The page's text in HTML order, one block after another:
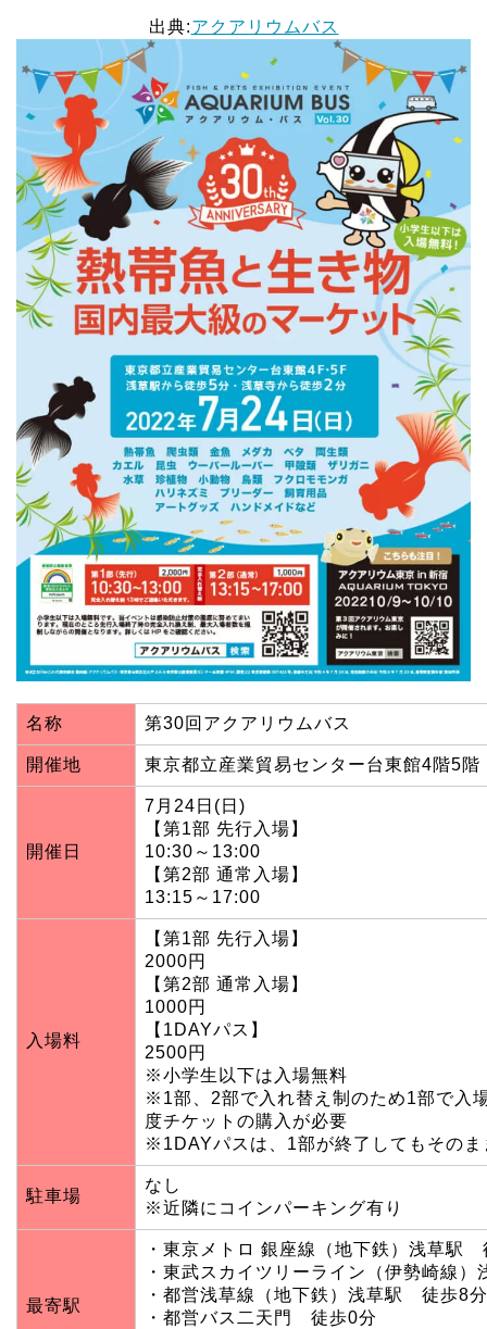
出典:アクアリウムバス
名称 第30回アクアリウムバス
開催地 東京都立産業貿易センター台東館4階5階
開催日
7月24日(日)
【第1部 先行入場】
10:30～13:00
【第2部 通常入場】
13:15～17:00
入場料
【第1部 先行入場】
2000円
【第2部 通常入場】
1000円
【1DAYパス】
2500円
※小学生以下は入場無料
※1部、2部で入れ替え制のため1部で入
度チケットの購入が必要
※1DAYパスは、1部が終了してもそのま
駐車場
なし
※近隣にコインパーキング有り
最寄駅
・東京メトロ 銀座線（地下鉄）浅草駅
・東武スカイツリーライン（伊勢崎線
・都営浅草線（地下鉄）浅草駅 徒歩8分
・都営バス二天門 徒歩0分